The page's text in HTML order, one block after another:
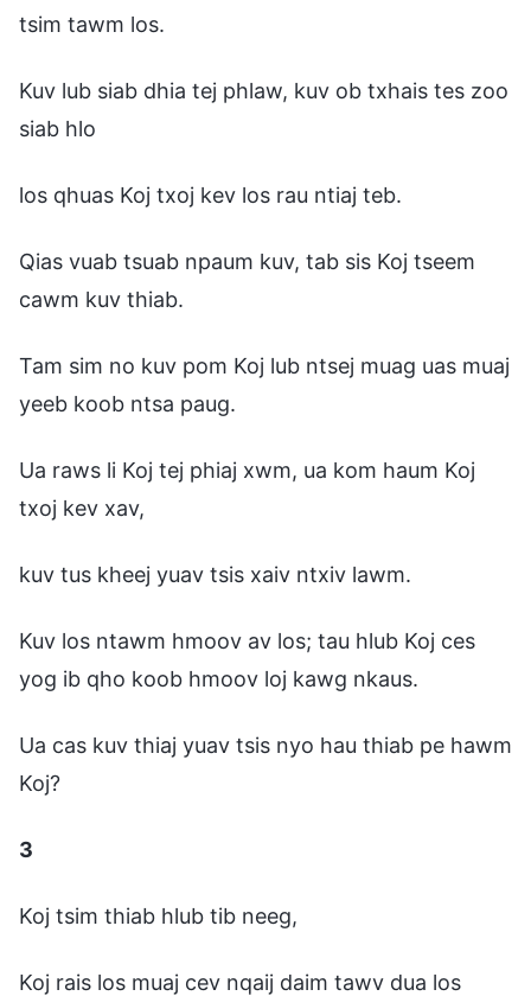
tsim tawm los.
Kuv lub siab dhia tej phlaw, kuv ob txhais tes zoo
siab hlo
los qhuas Koj txoj kev los rau ntiaj teb.
Qias vuab tsuab npaum kuv, tab sis Koj tseem
cawm kuv thiab.
Tam sim no kuv pom Koj lub ntsej muag uas muaj
yeeb koob ntsa paug.
Ua raws li Koj tej phiaj xwm, ua kom haum Koj
txoj kev xav,
kuv tus kheej yuav tsis xaiv ntxiv lawm.
Kuv los ntawm hmoov av los; tau hlub Koj ces
yog ib qho koob hmoov loj kawg nkaus.
Ua cas kuv thiaj yuav tsis nyo hau thiab pe hawm
Koj?
3
Koj tsim thiab hlub tib neeg,
Koj rais los muaj cev nqaij daim tawv dua los